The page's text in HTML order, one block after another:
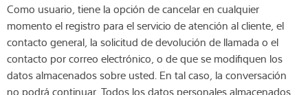
Como usuario, tiene la opción de cancelar en cualquier
momento el registro para el servicio de atención al cliente, el
contacto general, la solicitud de devolución de llamada o el
contacto por correo electrónico, o de que se modifiquen los
datos almacenados sobre usted. En tal caso, la conversación
no podrá continuar. Todos los datos personales almacenados